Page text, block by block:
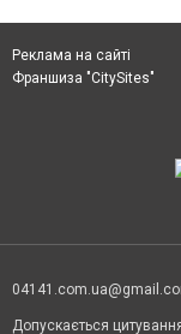
Реклама на сайті
Франшиза "CitySites"
Допускається